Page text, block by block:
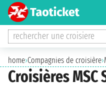
rechercher une croisiere
home›Compagnies de croisière›
Croisières MSC